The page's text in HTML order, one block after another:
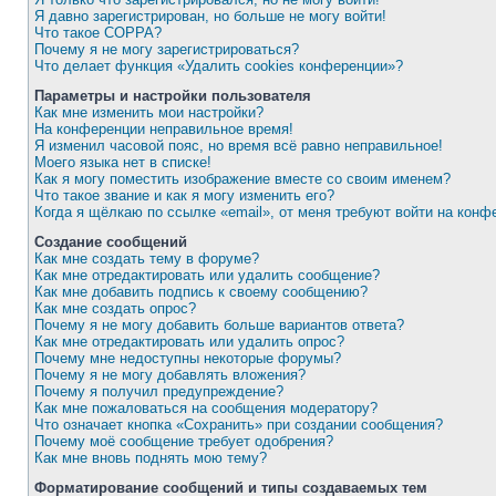
Я давно зарегистрирован, но больше не могу войти!
Что такое COPPA?
Почему я не могу зарегистрироваться?
Что делает функция «Удалить cookies конференции»?
Параметры и настройки пользователя
Как мне изменить мои настройки?
На конференции неправильное время!
Я изменил часовой пояс, но время всё равно неправильное!
Моего языка нет в списке!
Как я могу поместить изображение вместе со своим именем?
Что такое звание и как я могу изменить его?
Когда я щёлкаю по ссылке «email», от меня требуют войти на
Создание сообщений
Как мне создать тему в форуме?
Как мне отредактировать или удалить сообщение?
Как мне добавить подпись к своему сообщению?
Как мне создать опрос?
Почему я не могу добавить больше вариантов ответа?
Как мне отредактировать или удалить опрос?
Почему мне недоступны некоторые форумы?
Почему я не могу добавлять вложения?
Почему я получил предупреждение?
Как мне пожаловаться на сообщения модератору?
Что означает кнопка «Сохранить» при создании сообщения?
Почему моё сообщение требует одобрения?
Как мне вновь поднять мою тему?
Форматирование сообщений и типы создаваемых тем